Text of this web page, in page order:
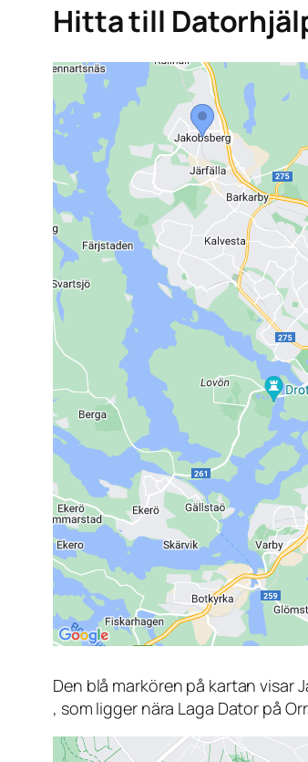
Hitta till
Den blå markören på kartan visar
, som ligger nära Laga Dator på